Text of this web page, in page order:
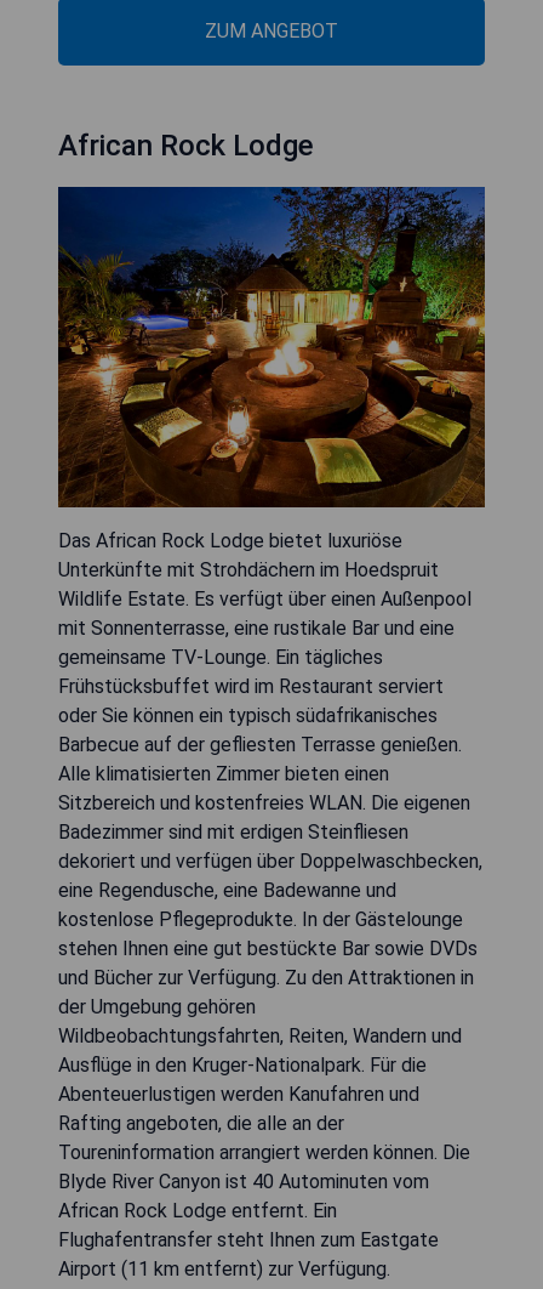
ZUM ANGEBOT
African Rock Lodge
Das African Rock Lodge bietet luxuriöse
Unterkünfte mit Strohdächern im Hoedspruit
Wildlife Estate. Es verfügt über einen Außenpool
mit Sonnenterrasse, eine rustikale Bar und eine
gemeinsame TV-Lounge. Ein tägliches
Frühstücksbuffet wird im Restaurant serviert
oder Sie können ein typisch südafrikanisches
Barbecue auf der gefliesten Terrasse genießen.
Alle klimatisierten Zimmer bieten einen
Sitzbereich und kostenfreies WLAN. Die eigenen
Badezimmer sind mit erdigen Steinfliesen
dekoriert und verfügen über Doppelwaschbecken,
eine Regendusche, eine Badewanne und
kostenlose Pflegeprodukte. In der Gästelounge
stehen Ihnen eine gut bestückte Bar sowie DVDs
und Bücher zur Verfügung. Zu den Attraktionen in
der Umgebung gehören
Wildbeobachtungsfahrten, Reiten, Wandern und
Ausflüge in den Kruger-Nationalpark. Für die
Abenteuerlustigen werden Kanufahren und
Rafting angeboten, die alle an der
Toureninformation arrangiert werden können. Die
Blyde River Canyon ist 40 Autominuten vom
African Rock Lodge entfernt. Ein
Flughafentransfer steht Ihnen zum Eastgate
Airport (11 km entfernt) zur Verfügung.